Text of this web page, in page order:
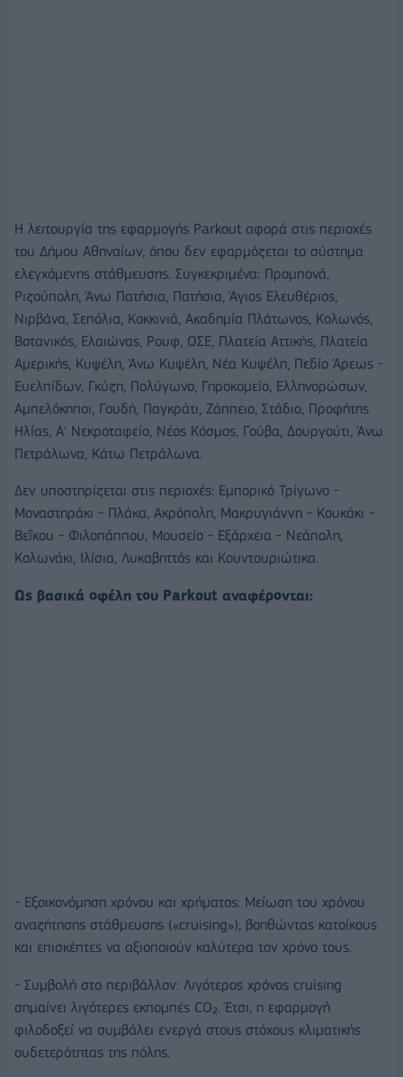
Η λειτουργία της εφαρμογής Parkout αφορά στις περιοχές
του Δήμου Αθηναίων, όπου δεν εφαρμόζεται το σύστημα
ελεγχόμενης στάθμευσης. Συγκεκριμένα: Προμπονά,
Ριζούπολη, Άνω Πατήσια, Πατήσια, Άγιος Ελευθέριος,
Νιρβάνα, Σεπόλια, Κοκκινιά, Ακαδημία Πλάτωνος, Κολωνός,
Βοτανικός, Ελαιώνας, Ρουφ, ΟΣΕ, Πλατεία Αττικής, Πλατεία
Αμερικής, Κυψέλη, Άνω Κυψέλη, Νέα Κυψέλη, Πεδίο Άρεως -
Ευελπίδων, Γκύζη, Πολύγωνο, Γηροκομείο, Ελληνορώσων,
Αμπελόκηποι, Γουδή, Παγκράτι, Ζάππειο, Στάδιο, Προφήτης
Ηλίας, Α' Νεκροταφείο, Νέος Κόσμος, Γούβα, Δουργούτι, Άνω
Πετράλωνα, Κάτω Πετράλωνα.
Δεν υποστηρίζεται στις περιοχές: Εμπορικό Τρίγωνο -
Μοναστηράκι - Πλάκα, Ακρόπολη, Μακρυγιάννη - Κουκάκι -
Βεΐκου - Φιλοπάππου, Μουσείο - Εξάρχεια - Νεάπολη,
Κολωνάκι, Ιλίσια, Λυκαβηττός και Κουντουριώτικα.
Ως βασικά οφέλη του Parkout αναφέρονται:
- Εξοικονόμηση χρόνου και χρήματος: Μείωση του χρόνου
αναζήτησης στάθμευσης («cruising»), βοηθώντας κατοίκους
και επισκέπτες να αξιοποιούν καλύτερα τον χρόνο τους.
- Συμβολή στο περιβάλλον: Λιγότερος χρόνος cruising
σημαίνει λιγότερες εκπομπές CO₂. Έτσι, η εφαρμογή
φιλοδοξεί να συμβάλει ενεργά στους στόχους κλιματικής
ουδετερότητας της πόλης.